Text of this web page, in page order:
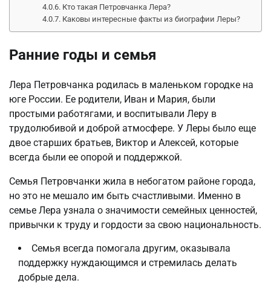
Кто такая Петровчанка Лера?
Каковы интересные факты из биографии Леры?
Ранние годы и семья
Лера Петровчанка родилась в маленьком городке на
юге России. Ее родители, Иван и Мария, были
простыми работягами, и воспитывали Леру в
трудолюбивой и доброй атмосфере. У Леры было еще
двое старших братьев, Виктор и Алексей, которые
всегда были ее опорой и поддержкой.
Семья Петровчанки жила в небогатом районе города,
но это не мешало им быть счастливыми. Именно в
семье Лера узнала о значимости семейных ценностей,
привычки к труду и гордости за свою национальность.
Семья всегда помогала другим, оказывала
поддержку нуждающимся и стремилась делать
добрые дела.